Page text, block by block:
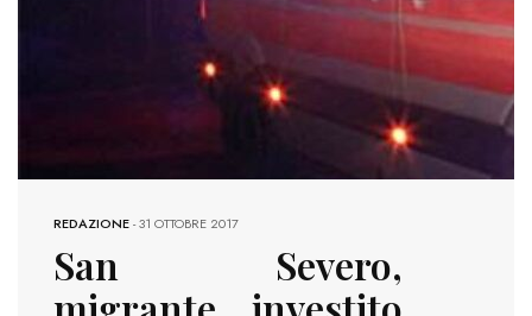
REDAZIONE-31 OTTOBRE 2017
San Severo,